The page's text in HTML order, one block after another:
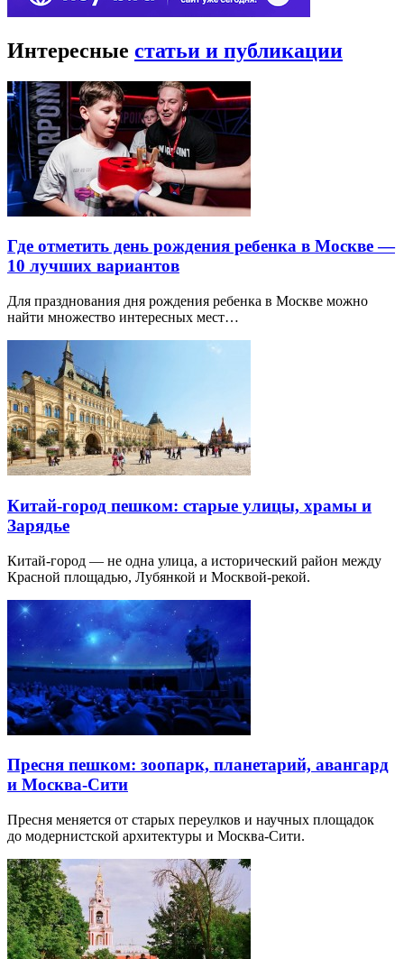
Интересные статьи и публикации
Где отметить день рождения ребенка в Москве —
10 лучших вариантов
Для празднования дня рождения ребенка в Москве можно
найти множество интересных мест…
Китай-город пешком: старые улицы, храмы и
Зарядье
Китай-город — не одна улица, а исторический район между
Красной площадью, Лубянкой и Москвой-рекой.
Пресня пешком: зоопарк, планетарий, авангард
и Москва-Сити
Пресня меняется от старых переулков и научных площадок
до модернистской архитектуры и Москва-Сити.